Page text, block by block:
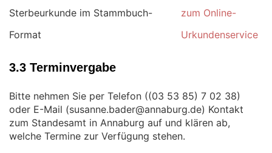
Sterbeurkunde im Stammbuch-
Format
zum Online-
Urkundenservice
3.3 Terminvergabe
Bitte nehmen Sie per Telefon (
)
oder E-Mail (
) Kontakt
zum Standesamt in Annaburg auf und klären ab,
welche Termine zur Verfügung stehen.